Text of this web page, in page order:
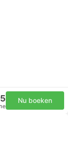
Nu boeken